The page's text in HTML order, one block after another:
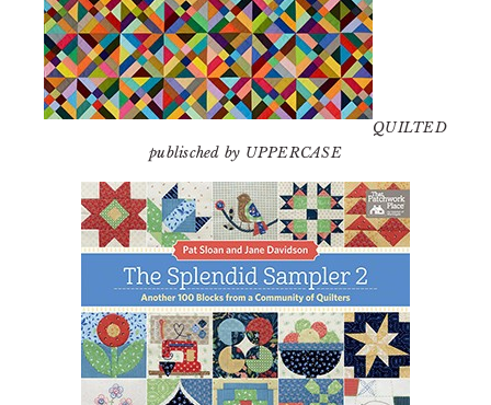
QUILTED
publisched by UPPERCASE